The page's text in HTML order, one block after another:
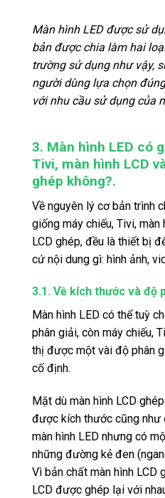
Màn hình LED được sử
bản được chia làm hai
trường sử dụng như vậy,
người dùng lựa chọn
với nhu cầu sử dụng của
3. Màn hình LED có
Tivi, màn hình LCD
ghép không?.
Về nguyên lý cơ bản trình
giống máy chiếu, Tivi, màn
LCD ghép, đều là thiết bị
cứ nội dung gì: hình ảnh,
3.1. Về kích thước và độ
Màn hình LED có thể tuỳ
phân giải, còn máy chiếu,
thị được một vài độ phân
cố định.
Mặt dù màn hình LCD
được kích thước cũng như
màn hình LED nhưng có
những đường kẻ đen
Vì bản chất màn hình LCD
LCD được ghép lại với